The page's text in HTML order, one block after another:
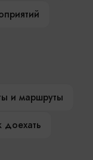
и маршруты
доехать